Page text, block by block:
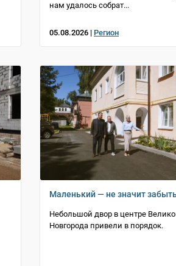
нам удалось собрат...
05.08.2026 | Регион
Маленький — не значит
Небольшой двор в центре
Новгорода привели в порядок.